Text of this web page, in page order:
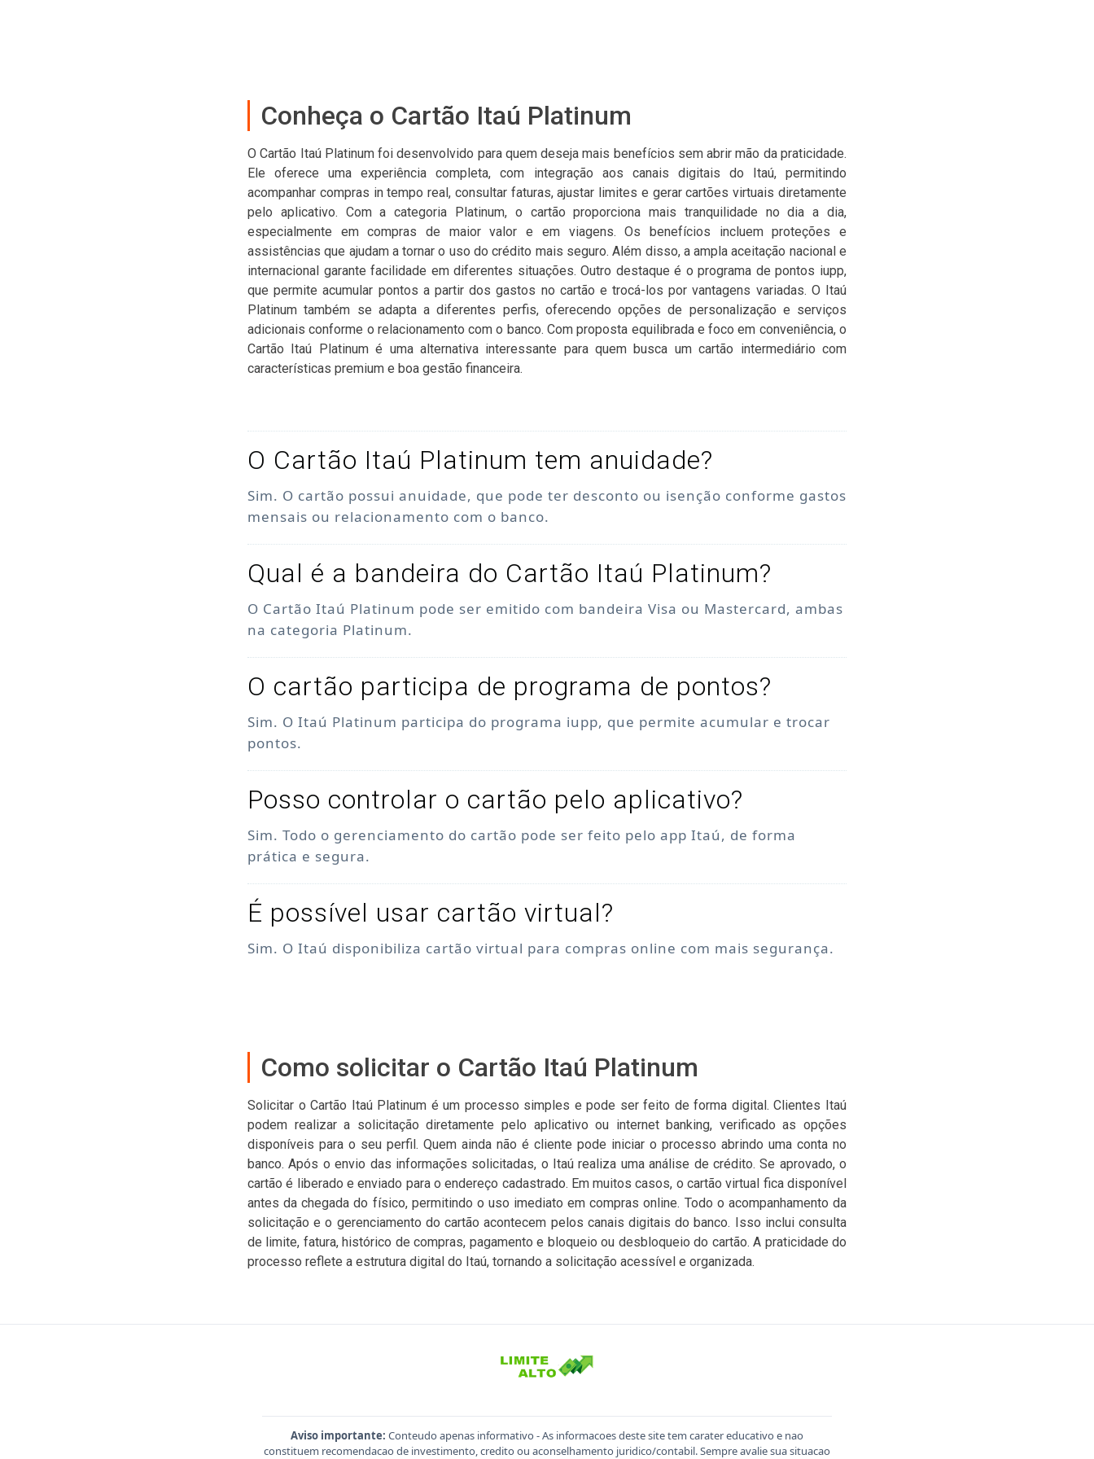
Conheça o Cartão Itaú Platinum
O Cartão Itaú Platinum foi desenvolvido para quem deseja mais benefícios sem abrir mão da praticidade.
Ele oferece uma experiência completa, com integração aos canais digitais do Itaú, permitindo
acompanhar compras in tempo real, consultar faturas, ajustar limites e gerar cartões virtuais diretamente
pelo aplicativo. Com a categoria Platinum, o cartão proporciona mais tranquilidade no dia a dia,
especialmente em compras de maior valor e em viagens. Os benefícios incluem proteções e
assistências que ajudam a tornar o uso do crédito mais seguro. Além disso, a ampla aceitação nacional e
internacional garante facilidade em diferentes situações. Outro destaque é o programa de pontos iupp,
que permite acumular pontos a partir dos gastos no cartão e trocá-los por vantagens variadas. O Itaú
Platinum também se adapta a diferentes perfis, oferecendo opções de personalização e serviços
adicionais conforme o relacionamento com o banco. Com proposta equilibrada e foco em conveniência, o
Cartão Itaú Platinum é uma alternativa interessante para quem busca um cartão intermediário com
características premium e boa gestão financeira.
O Cartão Itaú Platinum tem anuidade?
Sim. O cartão possui anuidade, que pode ter desconto ou isenção conforme gastos
mensais ou relacionamento com o banco.
Qual é a bandeira do Cartão Itaú Platinum?
O Cartão Itaú Platinum pode ser emitido com bandeira Visa ou Mastercard, ambas
na categoria Platinum.
O cartão participa de programa de pontos?
Sim. O Itaú Platinum participa do programa iupp, que permite acumular e trocar
pontos.
Posso controlar o cartão pelo aplicativo?
Sim. Todo o gerenciamento do cartão pode ser feito pelo app Itaú, de forma
prática e segura.
É possível usar cartão virtual?
Sim. O Itaú disponibiliza cartão virtual para compras online com mais segurança.
Como solicitar o Cartão Itaú Platinum
Solicitar o Cartão Itaú Platinum é um processo simples e pode ser feito de forma digital. Clientes Itaú
podem realizar a solicitação diretamente pelo aplicativo ou internet banking, verificado as opções
disponíveis para o seu perfil. Quem ainda não é cliente pode iniciar o processo abrindo uma conta no
banco. Após o envio das informações solicitadas, o Itaú realiza uma análise de crédito. Se aprovado, o
cartão é liberado e enviado para o endereço cadastrado. Em muitos casos, o cartão virtual fica disponível
antes da chegada do físico, permitindo o uso imediato em compras online. Todo o acompanhamento da
solicitação e o gerenciamento do cartão acontecem pelos canais digitais do banco. Isso inclui consulta
de limite, fatura, histórico de compras, pagamento e bloqueio ou desbloqueio do cartão. A praticidade do
processo reflete a estrutura digital do Itaú, tornando a solicitação acessível e organizada.
Aviso importante: Conteudo apenas informativo - As informacoes deste site tem carater educativo e nao
constituem recomendacao de investimento, credito ou aconselhamento juridico/contabil. Sempre avalie sua situacao